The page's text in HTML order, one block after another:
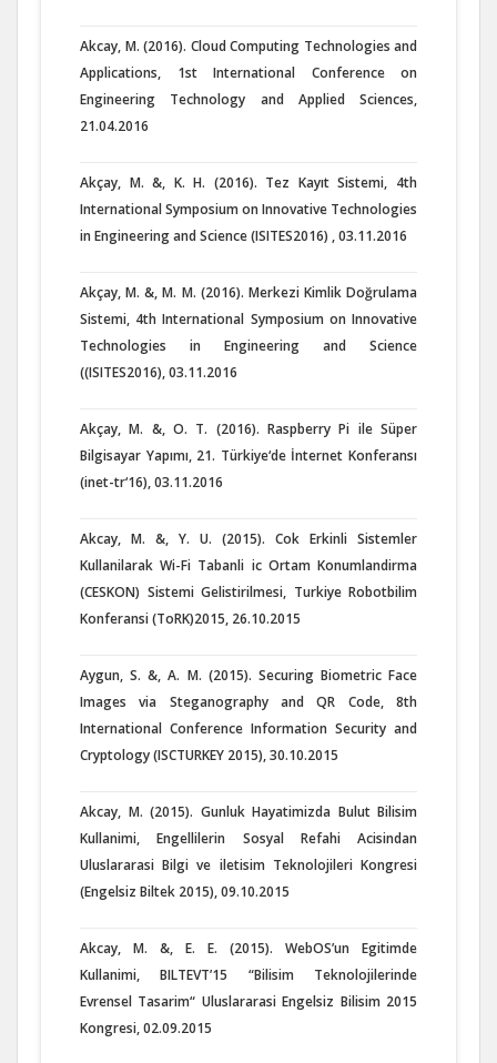
Akcay, M. (2016). Cloud Computing Technologies and
Applications, 1st International Conference on
Engineering Technology and Applied Sciences,
21.04.2016
Akçay, M. &, K. H. (2016). Tez Kayıt Sistemi, 4th
International Symposium on Innovative Technologies
in Engineering and Science (ISITES2016) , 03.11.2016
Akçay, M. &, M. M. (2016). Merkezi Kimlik Doğrulama
Sistemi, 4th International Symposium on Innovative
Technologies in Engineering and Science
((ISITES2016), 03.11.2016
Akçay, M. &, O. T. (2016). Raspberry Pi ile Süper
Bilgisayar Yapımı, 21. Türkiye‘de İnternet Konferansı
(inet-tr‘16), 03.11.2016
Akcay, M. &, Y. U. (2015). Cok Erkinli Sistemler
Kullanilarak Wi-Fi Tabanli ic Ortam Konumlandirma
(CESKON) Sistemi Gelistirilmesi, Turkiye Robotbilim
Konferansi (ToRK)2015, 26.10.2015
Aygun, S. &, A. M. (2015). Securing Biometric Face
Images via Steganography and QR Code, 8th
International Conference Information Security and
Cryptology (ISCTURKEY 2015), 30.10.2015
Akcay, M. (2015). Gunluk Hayatimizda Bulut Bilisim
Kullanimi, Engellilerin Sosyal Refahi Acisindan
Uluslararasi Bilgi ve iletisim Teknolojileri Kongresi
(Engelsiz Biltek 2015), 09.10.2015
Akcay, M. &, E. E. (2015). WebOS’un Egitimde
Kullanimi, BILTEVT’15 “Bilisim Teknolojilerinde
Evrensel Tasarim“ Uluslararasi Engelsiz Bilisim 2015
Kongresi, 02.09.2015